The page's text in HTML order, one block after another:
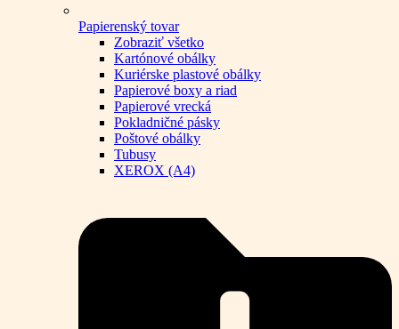
Papierenský tovar
Zobraziť všetko
Kartónové obálky
Kuriérske plastové obálky
Papierové boxy a riad
Papierové vrecká
Pokladničné pásky
Poštové obálky
Tubusy
XEROX (A4)